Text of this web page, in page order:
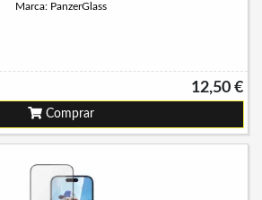
Marca: PanzerGlass
12,50 €
Comprar